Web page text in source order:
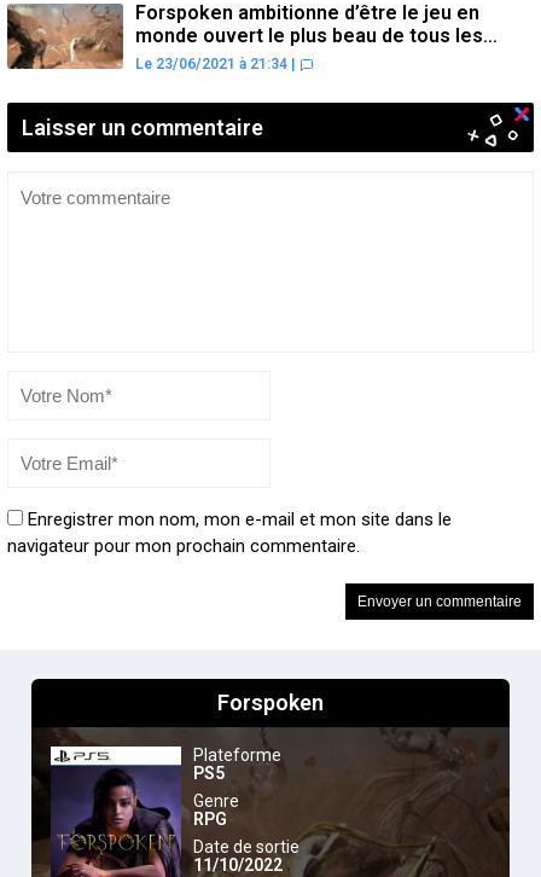
Forspoken ambitionne d’être le jeu en
monde ouvert le plus beau de tous les
temps
Le 23/06/2021 à 21:34
Laisser un commentaire
Enregistrer mon nom, mon e-mail et mon site dans le
navigateur pour mon prochain commentaire.
Forspoken
Plateforme
PS5
Genre
RPG
Date de sortie
11/10/2022